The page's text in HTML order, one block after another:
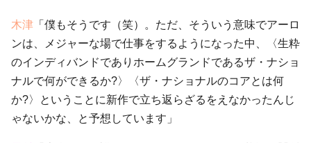
木津 「僕もそうです（笑）。ただ、そういう意味でアーロ
ンは、メジャーな場で仕事をするようになった中、〈生粋
のインディバンドでありホームグランドであるザ・ナショ
ナルで何ができるか?〉〈ザ・ナショナルのコアとは何
か?〉ということに新作で立ち返らざるをえなかったんじ
ゃないかな、と予想しています」